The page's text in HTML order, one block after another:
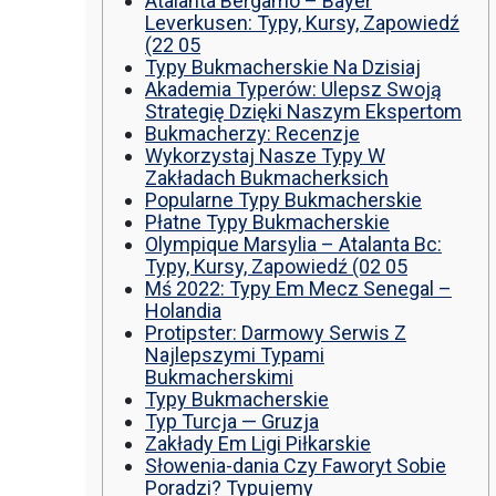
เทลเลอร์ รถพื้นเรียบชานต่ำ (Low bed) ขนส่งสิน
รถพ่วงดั๊มพ์ จำหน่ายดิน หิน ทราย รับเหมาถมที่
CAT 950 รถตัก Komatsu WA 380 WA 320 WA
ตัก Hitachi ZW 220 ZW 180 แบ็คโฮ CAT 320
แบ็คโฮ Komatsu PC 200 LC บูมยาว PC 200 PC
แบ็คโฮ Kobelco SK 210 บูมยาว SK 200 SK 140
Leverkusen: Typy, Kursy, Zapowiedź
(22 05
Typy Bukmacherskie Na Dzisiaj
Akademia Typerów: Ulepsz Swoją
Strategię Dzięki Naszym Ekspertom
Bukmacherzy: Recenzje
Wykorzystaj Nasze Typy W
Zakładach Bukmacherksich
Popularne Typy Bukmacherskie
Płatne Typy Bukmacherskie
Olympique Marsylia – Atalanta Bc:
Typy, Kursy, Zapowiedź (02 05
Mś 2022: Typy Em Mecz Senegal –
Holandia
Protipster: Darmowy Serwis Z
Najlepszymi Typami
Bukmacherskimi
Typy Bukmacherskie
Typ Turcja — Gruzja
Zakłady Em Ligi Piłkarskie
Słowenia-dania Czy Faworyt Sobie
Poradzi? Typujemy